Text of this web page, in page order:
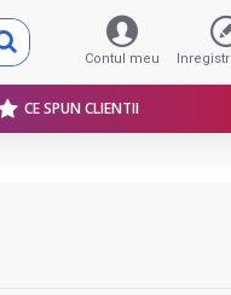
Contul meu
CE SPUN CLIENTII